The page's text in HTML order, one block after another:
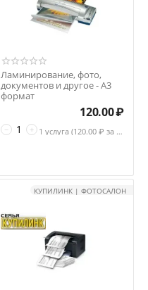
Ламинирование, фото,
документов и другое - А3
формат
+
−
120.00₽
1 услуга (120.00 ₽ за услуга)
КУПИЛИНК | ФОТОСАЛОН